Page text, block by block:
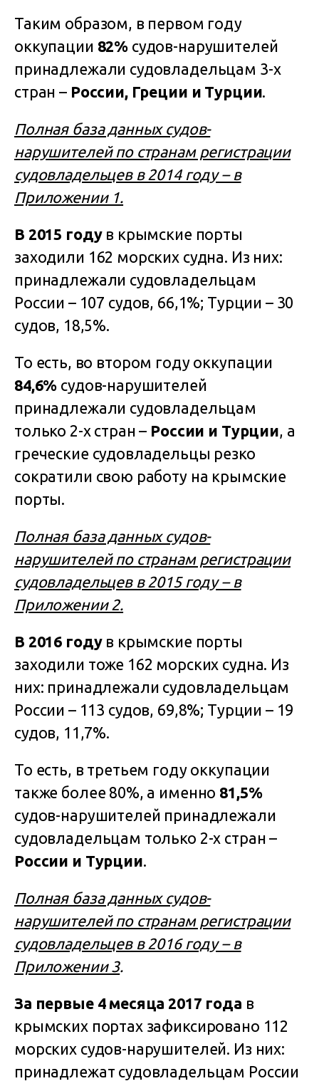
Таким образом, в первом году
оккупации 82% судов-нарушителей
принадлежали судовладельцам 3-х
стран – России, Греции и Турции.
Полная база данных судов-
нарушителей по странам регистрации
судовладельцев в 2014 году – в
Приложении 1.
В 2015 годув крымские порты
заходили 162 морских судна. Из них:
принадлежали судовладельцам
России – 107 судов, 66,1%; Турции – 30
судов, 18,5%.
То есть, во втором году оккупации
84,6% судов-нарушителей
принадлежали судовладельцам
только 2-х стран – России и Турции, а
греческие судовладельцы резко
сократили свою работу на крымские
порты.
Полная база данных судов-
нарушителей по странам регистрации
судовладельцев в 2015 году – в
Приложении 2.
В 2016 годув крымские порты
заходили тоже 162 морских судна. Из
них: принадлежали судовладельцам
России – 113 судов, 69,8%; Турции – 19
судов, 11,7%.
То есть, в третьем году оккупации
также более 80%, а именно 81,5%
судов-нарушителей принадлежали
судовладельцам только 2-х стран –
России и Турции.
Полная база данных судов-
нарушителей по странам регистрации
судовладельцев в 2016 году – в
Приложении 3.
За первые 4 месяца 2017 года в
крымских портах зафиксировано 112
морских судов-нарушителей. Из них:
принадлежат судовладельцам России